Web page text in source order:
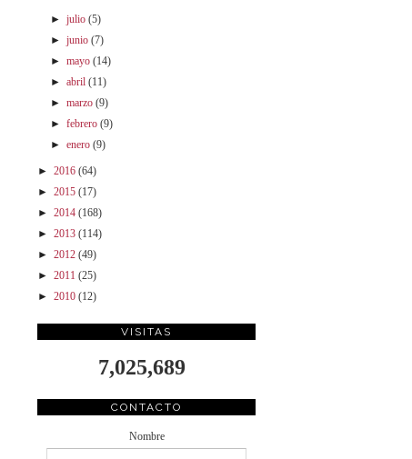
►julio (5)
►junio (7)
►mayo (14)
►abril (11)
►marzo (9)
►febrero (9)
►enero (9)
► 2016 (64)
► 2015 (17)
► 2014 (168)
► 2013 (114)
► 2012 (49)
► 2011 (25)
► 2010 (12)
VISITAS
7,025,689
CONTACTO
Nombre